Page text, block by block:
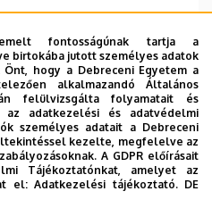
út 138.
fontosságúnak tartja a
birtokába jutott személyes adatok
hogy a Debreceni Egyetem a
alkalmazandó Általános
felülvizsgálta folyamatait és
adatkezelési és adatvédelmi
személyes adatait a Debreceni
kezelte, megfelelve az
A GDPR előírásait
Tájékoztatónkat, amelyet az
el:Adatkezelési tájékoztató. DE